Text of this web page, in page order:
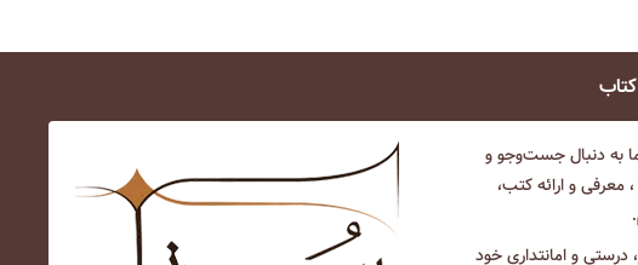
به دنبال جست‌و‌جو و
معرفی و ارائه کتب،
درستی و امانتداری خود